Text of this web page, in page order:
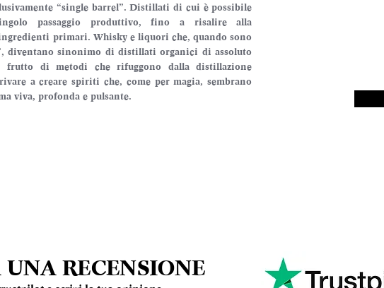
“single barrel”. Distillati di cui è possibile
passaggio produttivo, fino a risalire alla
primari. Whisky e liquori che, quando sono
diventano sinonimo di distillati organici di assoluto
frutto di metodi che rifuggono dalla distillazione
a creare spiriti che, come per magia, sembrano
viva, profonda e pulsante.
RECENSIONE